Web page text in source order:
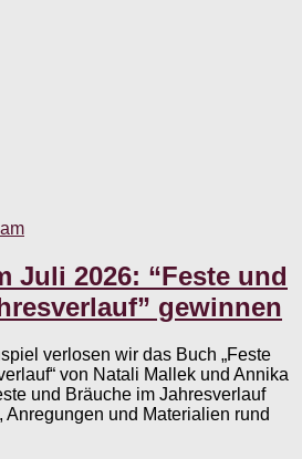
Juli 2026: “Feste und
gewinnen
verlosen wir das Buch „Feste
von Natali Mallek und Annika
und Bräuche im Jahresverlauf
Anregungen und Materialien rund